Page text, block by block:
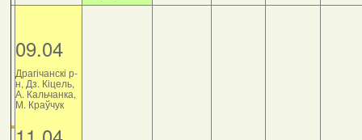
09.04
Драгічанскі р-
н, Дз. Кіцель,
А. Кальчанка,
М. Краўчук